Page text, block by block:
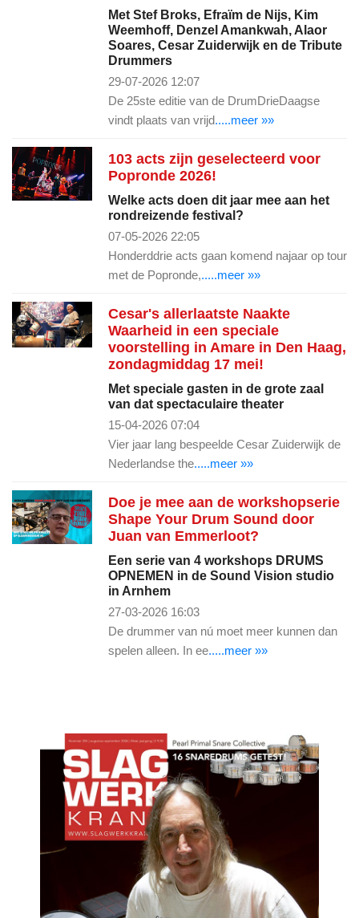
Met Stef Broks, Efraïm de Nijs, Kim
Weemhoff, Denzel Amankwah, Alaor
Soares, Cesar Zuiderwijk en de Tribute
Drummers
29-07-2026 12:07
De 25ste editie van de DrumDrieDaagse
vindt plaats van vrijd.....meer »»
103 acts zijn geselecteerd voor
Popronde 2026!
Welke acts doen dit jaar mee aan het
rondreizende festival?
07-05-2026 22:05
Honderddrie acts gaan komend najaar op tour
met de Popronde,.....meer »»
Cesar's allerlaatste Naakte
Waarheid in een speciale
voorstelling in Amare in Den Haag,
zondagmiddag 17 mei!
Met speciale gasten in de grote zaal
van dat spectaculaire theater
15-04-2026 07:04
Vier jaar lang bespeelde Cesar Zuiderwijk de
Nederlandse the.....meer »»
Doe je mee aan de workshopserie
Shape Your Drum Sound door
Juan van Emmerloot?
Een serie van 4 workshops DRUMS
OPNEMEN in de Sound Vision studio
in Arnhem
27-03-2026 16:03
De drummer van nú moet meer kunnen dan
spelen alleen. In ee.....meer »»